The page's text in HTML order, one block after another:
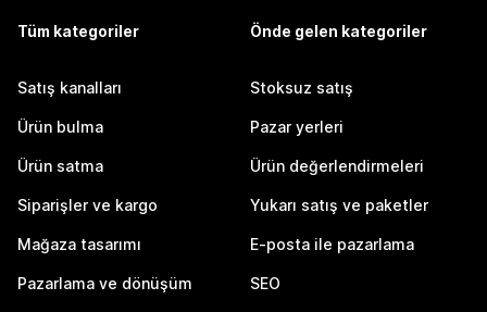
Tüm kategoriler
Satış kanalları
Ürün bulma
Ürün satma
Siparişler ve kargo
Mağaza tasarımı
Pazarlama ve dönüşüm
Önde gelen kategoriler
Stoksuz satış
Pazar yerleri
Ürün değerlendirmeleri
Yukarı satış ve paketler
E-posta ile pazarlama
SEO